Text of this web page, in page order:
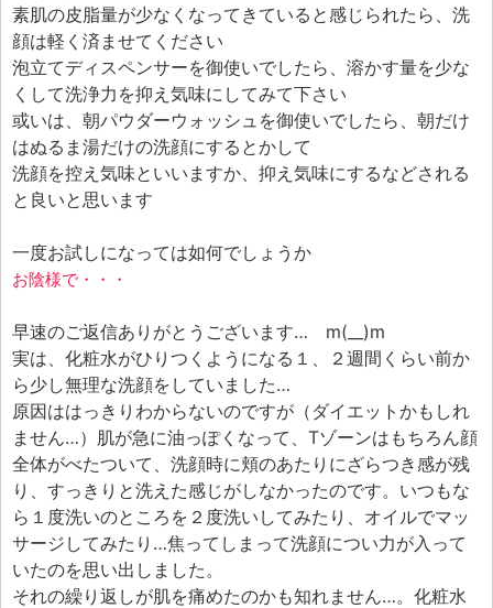
素肌の皮脂量が少なくなってきていると感じられたら、洗
顔は軽く済ませてください
泡立てディスペンサーを御使いでしたら、溶かす量を少な
くして洗浄力を抑え気味にしてみて下さい
或いは、朝パウダーウォッシュを御使いでしたら、朝だけ
はぬるま湯だけの洗顔にするとかして
洗顔を控え気味といいますか、抑え気味にするなどされる
と良いと思います
一度お試しになっては如何でしょうか
お陰様で・・・
早速のご返信ありがとうございます… m(__)m
実は、化粧水がひりつくようになる１、２週間くらい前か
ら少し無理な洗顔をしていました…
原因ははっきりわからないのですが（ダイエットかもしれ
ません…）肌が急に油っぽくなって、Tゾーンはもちろん顔
全体がべたついて、洗顔時に頬のあたりにざらつき感が残
り、すっきりと洗えた感じがしなかったのです。いつもな
ら１度洗いのところを２度洗いしてみたり、オイルでマッ
サージしてみたり…焦ってしまって洗顔につい力が入って
いたのを思い出しました。
それの繰り返しが肌を痛めたのかも知れません…。化粧水